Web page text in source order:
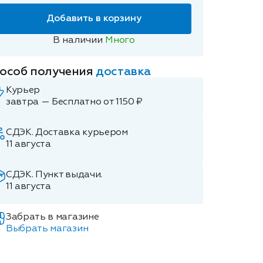
Добавить в корзину
В наличии Много
получения доставка
Курьер
завтра — Бесплатно от 1150 ₽
СДЭК. Доставка курьером
11 августа
СДЭК. Пункт выдачи.
11 августа
Забрать в магазине
Выбрать магазин